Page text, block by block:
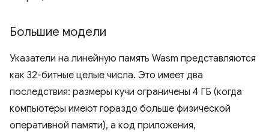
Большие модели
Указатели на линейную память Wasm представляются
как 32-битные целые числа. Это имеет два
последствия: размеры кучи ограничены 4 ГБ (когда
компьютеры имеют гораздо больше физической
оперативной памяти), а код приложения,